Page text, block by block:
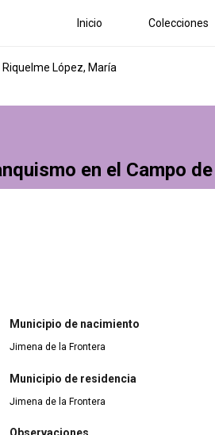
Inicio Colecciones
Riquelme López, María
en el Campo
Municipio de nacimiento
Jimena de la Frontera
Municipio de residencia
Jimena de la Frontera